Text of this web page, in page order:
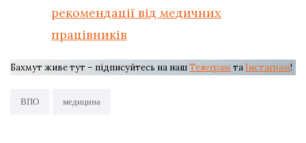
рекомендації від медичних
працівників
Бахмут живе тут – підписуйтесь на нашТелеграм та Інстаграм!
ВПО медицина